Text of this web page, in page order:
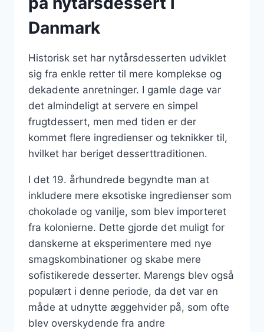
Danmark
Historisk set har nytårsdesserten udviklet
sig fra enkle retter til mere komplekse og
dekadente anretninger. I gamle dage var
det almindeligt at servere en simpel
frugtdessert, men med tiden er der
kommet flere ingredienser og teknikker til,
hvilket har beriget desserttraditionen.
I det 19. århundrede begyndte man at
inkludere mere eksotiske ingredienser som
chokolade og vanilje, som blev importeret
fra kolonierne. Dette gjorde det muligt for
danskerne at eksperimentere med nye
smagskombinationer og skabe mere
sofistikerede desserter. Marengs blev også
populært i denne periode, da det var en
måde at udnytte æggehvider på, som ofte
blev overskydende fra andre